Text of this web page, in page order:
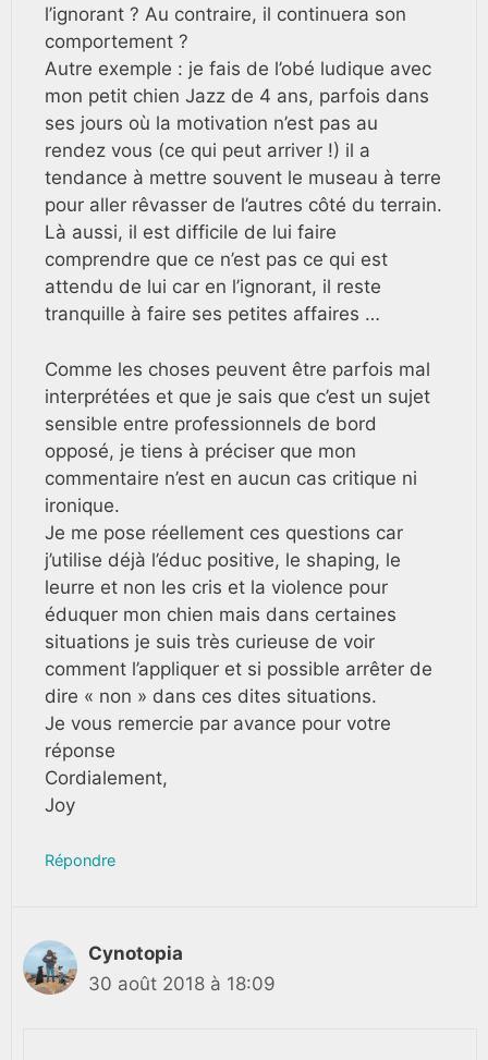
l’ignorant ? Au contraire, il continuera son
comportement ?
Autre exemple : je fais de l’obé ludique avec
mon petit chien Jazz de 4 ans, parfois dans
ses jours où la motivation n’est pas au
rendez vous (ce qui peut arriver !) il a
tendance à mettre souvent le museau à terre
pour aller rêvasser de l’autres côté du terrain.
Là aussi, il est difficile de lui faire
comprendre que ce n’est pas ce qui est
attendu de lui car en l’ignorant, il reste
tranquille à faire ses petites affaires …
Comme les choses peuvent être parfois mal
interprétées et que je sais que c’est un sujet
sensible entre professionnels de bord
opposé, je tiens à préciser que mon
commentaire n’est en aucun cas critique ni
ironique.
Je me pose réellement ces questions car
j’utilise déjà l’éduc positive, le shaping, le
leurre et non les cris et la violence pour
éduquer mon chien mais dans certaines
situations je suis très curieuse de voir
comment l’appliquer et si possible arrêter de
dire « non » dans ces dites situations.
Je vous remercie par avance pour votre
réponse
Cordialement,
Joy
Répondre
Cynotopia
30 août 2018 à 18:09